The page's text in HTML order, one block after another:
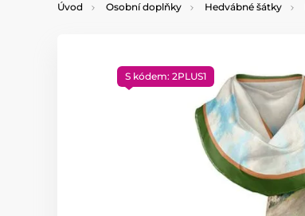
Úvod Osobní doplňky Hedvábné šátky
S kódem: 2PLUS1